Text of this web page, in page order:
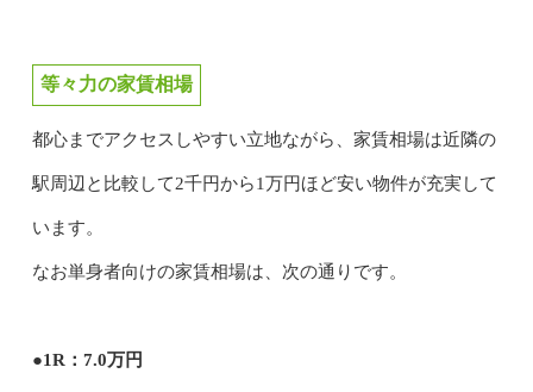
等々力の家賃相場
都心までアクセスしやすい立地ながら、家賃相場は近隣の
駅周辺と比較して2千円から1万円ほど安い物件が充実して
います。
なお単身者向けの家賃相場は、次の通りです。
●1R：7.0万円